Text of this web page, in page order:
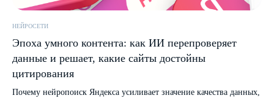
НЕЙРОСЕТИ
Эпоха умного контента: как ИИ перепроверяет
данные и решает, какие сайты достойны
цитирования
Почему нейропоиск Яндекса усиливает значение качества данных,